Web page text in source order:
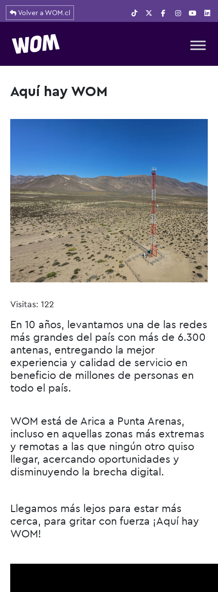
Volver a WOM.cl
Navegación principal
Aquí hay WOM
Visitas: 122
En 10 años, levantamos una de las redes
más grandes del país con más de 6.300
antenas, entregando la mejor
experiencia y calidad de servicio en
beneficio de millones de personas en
todo el país.
WOM está de Arica a Punta Arenas,
incluso en aquellas zonas más extremas
y remotas a las que ningún otro quiso
llegar, acercando oportunidades y
disminuyendo la brecha digital.
Llegamos más lejos para estar más
cerca, para gritar con fuerza ¡Aquí hay
WOM!